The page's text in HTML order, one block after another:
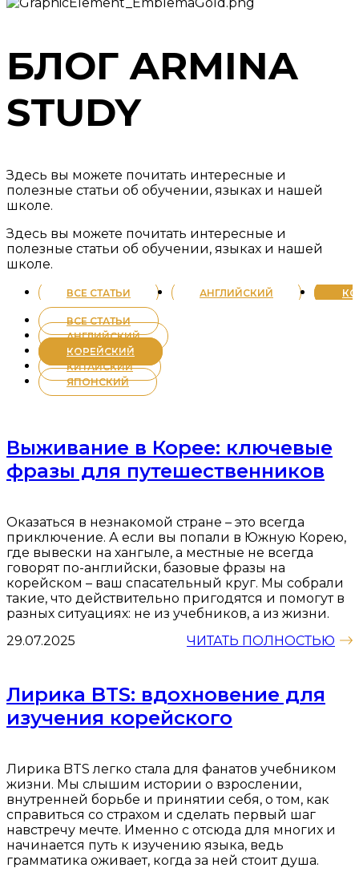
БЛОГ ARMINA
STUDY
Здесь вы можете почитать интересные и
полезные статьи об обучении, языках и нашей
школе.
Здесь вы можете почитать интересные и
полезные статьи об обучении, языках и нашей
школе.
ВСЕ СТАТЬИ АНГЛИЙСКИЙ
ВСЕ СТАТЬИ
АНГЛИЙСКИЙ
КОРЕЙСКИЙ
КИТАЙСКИЙ
ЯПОНСКИЙ
Выживание в Корее: ключевые
фразы для путешественников
29.07.2025
Оказаться в незнакомой стране – это всегда
приключение. А если вы попали в Южную Корею,
где вывески на хангыле, а местные не всегда
говорят по-английски, базовые фразы на
корейском – ваш спасательный круг. Мы собрали
такие, что действительно пригодятся и помогут в
разных ситуациях: не из учебников, а из жизни.
ЧИТАТЬ ПОЛНОСТЬЮ
Лирика BTS: вдохновение для
изучения корейского
Лирика BTS легко стала для фанатов учебником
жизни. Мы слышим истории о взрослении,
внутренней борьбе и принятии себя, о том, как
справиться со страхом и сделать первый шаг
навстречу мечте. Именно с отсюда для многих и
начинается путь к изучению языка, ведь
грамматика оживает, когда за ней стоит душа.